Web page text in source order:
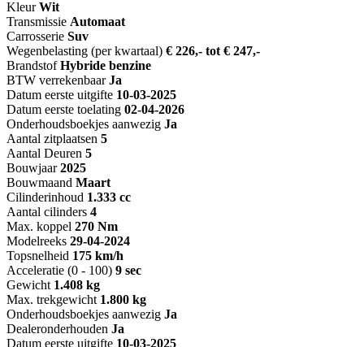
Kleur Wit
Transmissie Automaat
Carrosserie Suv
Wegenbelasting (per kwartaal) € 226,- tot € 247,-
Brandstof Hybride benzine
BTW verrekenbaar Ja
Datum eerste uitgifte 10-03-2025
Datum eerste toelating 02-04-2026
Onderhoudsboekjes aanwezig Ja
Aantal zitplaatsen 5
Aantal Deuren 5
Bouwjaar 2025
Bouwmaand Maart
Cilinderinhoud 1.333 cc
Aantal cilinders 4
Max. koppel 270 Nm
Modelreeks 29-04-2024
Topsnelheid 175 km/h
Acceleratie (0 - 100) 9 sec
Gewicht 1.408 kg
Max. trekgewicht 1.800 kg
Onderhoudsboekjes aanwezig Ja
Dealeronderhouden Ja
Datum eerste uitgifte 10-03-2025